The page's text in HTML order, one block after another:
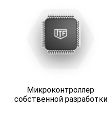
Микроконтроллер
собственной разработки